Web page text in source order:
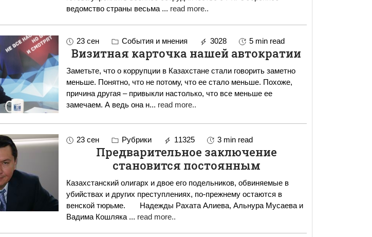
ведомство страны весьма ... read more..
23 сен События и мнения 3028 5 min read
Визитная карточка нашей автократии
Заметьте, что о коррупции в Казахстане стали говорить заметно
меньше. Понятно, что не потому, что ее стало меньше. Похоже,
причина другая – привыкли настолько, что все меньше ее
замечаем. А ведь она н... read more..
23 сен Рубрики 11325 3 min read
Предварительное заключение
становится постоянным
Казахстанский олигарх и двое его подельников, обвиняемые в
убийствах и других преступлениях, по-прежнему остаются в
венской тюрьме. Надежды Рахата Алиева, Альнура Мусаева и
Вадима Кошляка ... read more..